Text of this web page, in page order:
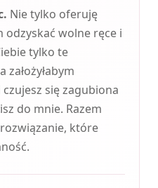
Nie tylko oferuję
wolne ręce i
tylko te
czujesz się zagubiona
do mnie. Razem
które